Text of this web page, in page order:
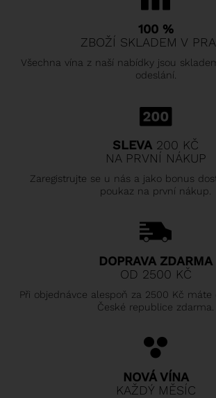
100 %
ZBOŽÍ SKLADEM V
Všechna vína z naší nabídky jsou
odeslání.
SLEVA 200 KČ
NA PRVNÍ NÁKUP
Zaregistrujte se u nás a jako bonus
poukaz na první nákup.
DOPRAVA ZDARMA
OD 2500 KČ
Při objednávce alespoň za 2500 Kč
České republice zdarma.
NOVÁ VÍNA
KAŽDÝ MĚSÍC